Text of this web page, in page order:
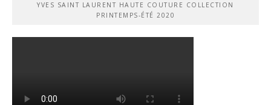
YVES SAINT LAURENT HAUTE COUTURE COLLECTION
PRINTEMPS-ÉTÉ 2020